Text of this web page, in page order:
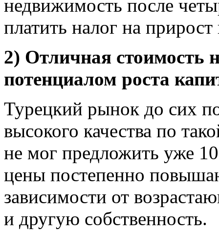
недвижимость после
платить налог на прирост
2) Отличная стоимость
потенциалом роста
Турецкий рынок до сих
высокого качества по
не мог предложить уже
цены постепенно
зависимости от
и другую собственность.